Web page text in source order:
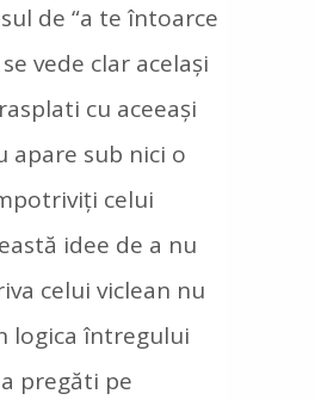
de “a te întoarce
vede clar același
cu aceeași
apare sub nici o
celui
idee de a nu
celui viclean nu
logica întregului
pregăti pe